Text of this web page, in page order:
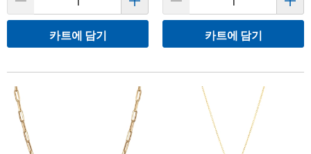
카트에 담기 카트에 담기